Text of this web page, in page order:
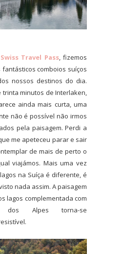
Swiss Travel Pass, fizemos
comboios suíços
nossos destinos do dia.
trinta minutos de Interlaken,
ainda mais curta, uma
não é possível não irmos
pela paisagem. Perdi a
me apeteceu parar e sair
de mais de perto o
viajámos. Mais uma vez
na Suíça é diferente, é
nada assim. A paisagem
lagos complementada com
dos Alpes torna-se